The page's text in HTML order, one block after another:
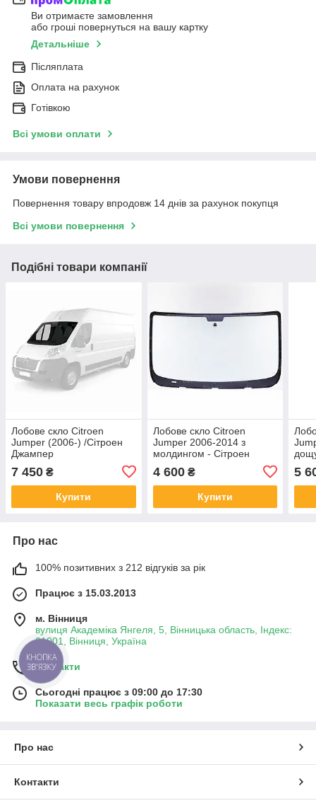
Ви отримаєте замовлення
або гроші повернуться на вашу картку
Детальніше
Післяплата
Оплата на рахунок
Готівкою
Всі умови оплати
Умови повернення
Повернення товару впродовж 14 днів за рахунок покупця
Всі умови повернення
Подібні товари компанії
Лобове скло Citroen
Jumper (2006-) /Сітроен
Джампер
7 450 ₴
Купити
Лобове скло Citroen
Jumper 2006-2014 з
молдингом - Сітроен
4 600₴
Купити
5
Про нас
100% позитивних з 212 відгуків за рік
Працює з 15.03.2013
м. Вінниця
вулиця Академіка Янгеля, 5, Вінницька область, Індекс:
21001, Вінниця, Україна
Контакти
Сьогодні працює з 09:00 до 17:30
Показати весь графік роботи
Про нас
Контакти
КНОПКА
ЗВ'ЯЗКУ